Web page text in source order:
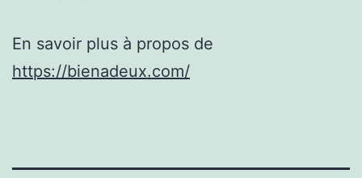
En savoir plus à propos de
https://bienadeux.com/